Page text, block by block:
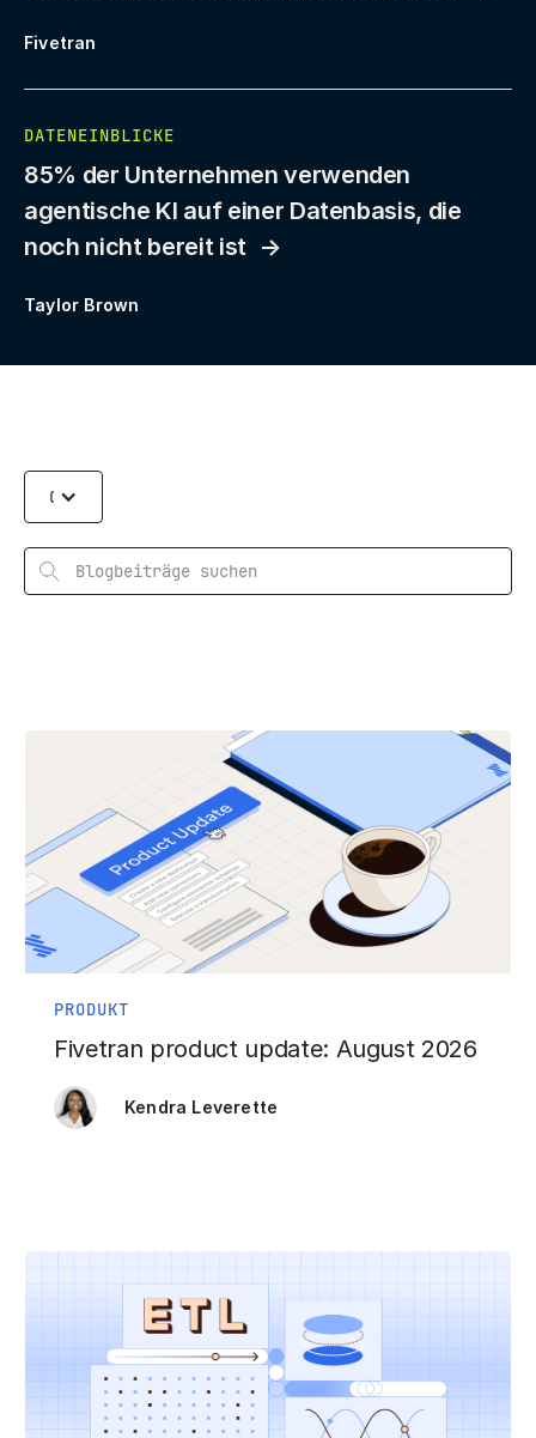
Fivetran
DATENEINBLICKE
85% der Unternehmen verwenden
agentische KI auf einer Datenbasis, die
noch nicht bereit ist
Taylor Brown
Categories
Suchen
PRODUKT
Fivetran product update: August 2026
Kendra Leverette